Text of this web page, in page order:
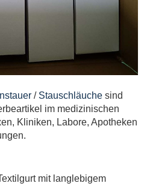
/ Stauschläuche sind
im medizinischen
Kliniken, Labore, Apotheken
mit langlebigem